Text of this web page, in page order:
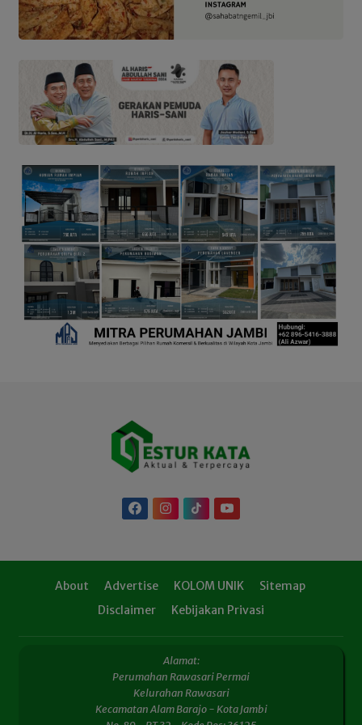
About Advertise KOLOM UNIK
Sitemap
Disclaimer
Kebijakan Privasi
Alamat:
Perumahan Rawasari Permai
Kelurahan Rawasari
Kecamatan Alam Barajo - Kota Jambi